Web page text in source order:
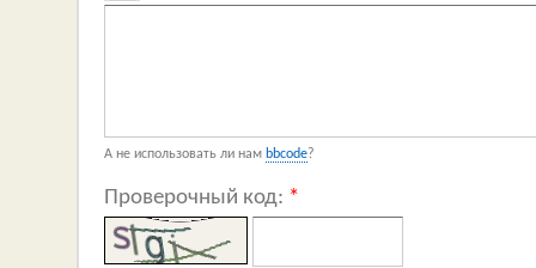
А не использовать ли нам bbcode?
Проверочный код: *